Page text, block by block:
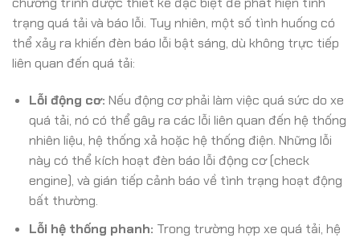
trạng quá tải và báo lỗi. Tuy nhiên, một số tình huống có
thể xảy ra khiến đèn báo lỗi bật sáng, dù không trực tiếp
liên quan đến quá tải:
Lỗi động cơ: Nếu động cơ phải làm việc quá sức do xe
quá tải, nó có thể gây ra các lỗi liên quan đến hệ thống
nhiên liệu, hệ thống xả hoặc hệ thống điện. Những lỗi
này có thể kích hoạt đèn báo lỗi động cơ (check
engine), và gián tiếp cảnh báo về tình trạng hoạt động
bất thường.
Lỗi hệ thống phanh: Trong trường hợp xe quá tải, hệ